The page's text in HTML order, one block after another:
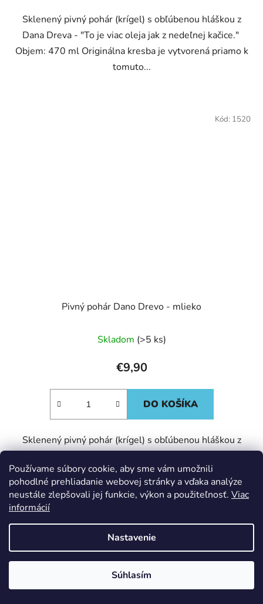
Používame súbory cookie, aby sme vám umožnili
pohodlné prehliadanie webovej stránky a vďaka analýze
neustále zlepšovali jej funkcie, výkon a použiteľnosť. Viac
informácií
Nastavenie
Súhlasím
Sklenený pivný pohár (krígel) s obľúbenou hláškou z
Dana Dreva - "To je viac oleja jak z nedeľnej kačice."
Objem: 470 ml Originálna kresba je vytvorená priamo k
tomuto...
Pivný pohár Dano Drevo - mlieko
Skladom (>5 ks)
€9,90
DO KOŠÍKA
Sklenený pivný pohár (krígel) s obľúbenou hláškou z
z toho mlieko vystrekuje." Objem: 470 ml Originálna
kresba...
Kód: 1520